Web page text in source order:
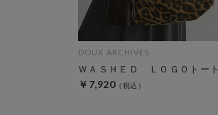
DOUX ARCHIVES
ＷＡＳＨＥＤ ＬＯＧＯトート
￥7,920